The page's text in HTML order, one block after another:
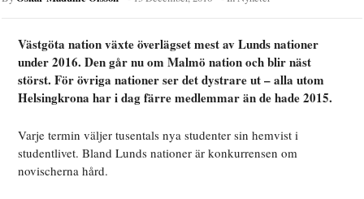
Västgöta nation växte överlägset mest av Lunds nationer
under 2016. Den går nu om Malmö nation och blir näst
störst. För övriga nationer ser det dystrare ut – alla utom
Helsingkrona har i dag färre medlemmar än de hade 2015.
Varje termin väljer tusentals nya studenter sin hemvist i
studentlivet. Bland Lunds nationer är konkurrensen om
novischerna hård.